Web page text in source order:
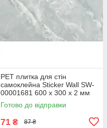
PET плитка для стін
самоклейна Sticker Wall SW-
00001681 600 х 300 х 2 мм
(SHiz17048)
Готово до відправки
71 ₴ 87 ₴